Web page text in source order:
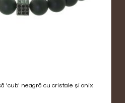
'cub' neagră cu cristale și onix